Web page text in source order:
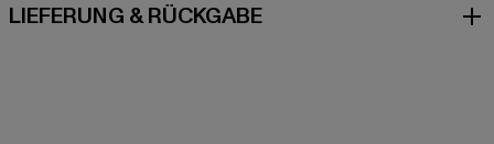
LIEFERUNG & RÜCKGABE